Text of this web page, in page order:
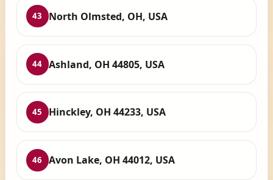
43 North Olmsted, OH, USA
44 Ashland, OH 44805, USA
45 Hinckley, OH 44233, USA
46 Avon Lake, OH 44012, USA